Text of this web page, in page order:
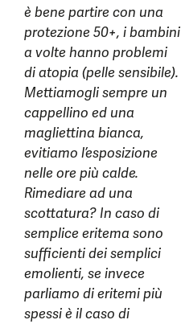
è bene partire con una
protezione 50+, i bambini
a volte hanno problemi
di atopia (pelle sensibile).
Mettiamogli sempre un
cappellino ed una
magliettina bianca,
evitiamo l’esposizione
nelle ore più calde.
Rimediare ad una
scottatura? In caso di
semplice eritema sono
sufficienti dei semplici
emolienti, se invece
parliamo di eritemi più
spessi è il caso di